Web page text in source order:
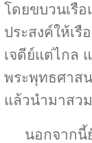
โดยขบวนเรื
ประสงค์ให้เ
เจดีย์แต่ไกล
พระพุทธศาส
แล้วนำมาสว
นอกจากนี้